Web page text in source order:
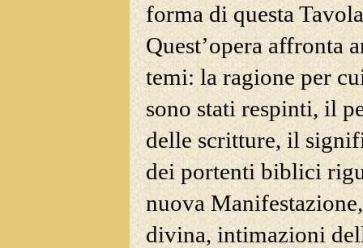
forma di questa
Quest’opera affronta
temi: la ragione per
sono stati respinti, il
delle scritture, il
dei portenti biblici
nuova
divina, intimazioni